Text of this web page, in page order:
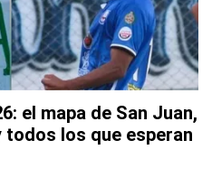
el mapa de San Juan,
los que esperan